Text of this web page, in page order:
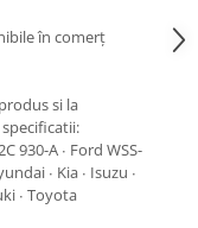
în comerț
si la
930-A ∙ Ford WSS-
∙ Kia ∙ Isuzu ∙
∙ Toyota